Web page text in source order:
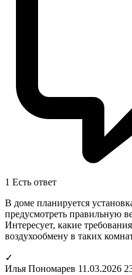
1 Есть ответ
В доме планируется
предусмотреть правильную
Интересует, какие
воздухообмену в таких
✓
Илья Пономарев 11.03.2026